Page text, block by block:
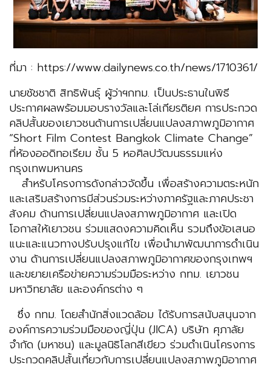
ที่มา : https://www.dailynews.co.th/news/1710361/
นายชัชชาติ สิทธิพันธุ์ ผู้ว่าฯกทม. เป็นประธานในพิธี
ประกาศผลพร้อมมอบรางวัลและโล่เกียรติยศ การประกวด
คลิปสั้นของเยาวชนด้านการเปลี่ยนแปลงสภาพภูมิอากาศ
“Short Film Contest Bangkok Climate Change”
ที่ห้องออดิทอเรียม ชั้น 5 หอศิลปวัฒนธรรมแห่ง
กรุงเทพมหานคร
สำหรับโครงการดังกล่าวจัดขึ้น เพื่อสร้างความตระหนัก
และเสริมสร้างการมีส่วนร่วมระหว่างภาครัฐและภาคประชา
สังคม ด้านการเปลี่ยนแปลงสภาพภูมิอากาศ และเปิด
โอกาสให้เยาวชน ร่วมแสดงความคิดเห็น รวมถึงข้อเสนอ
แนะและแนวทางปรับปรุงแก้ไข เพื่อนำมาพัฒนาการดำเนิน
งาน ด้านการเปลี่ยนแปลงสภาพภูมิอากาศของกรุงเทพฯ
และขยายเครือข่ายความร่วมมือระหว่าง กทม. เยาวชน
มหาวิทยาลัย และองค์กรต่าง ๆ
ซึ่ง กทม. โดยสำนักสิ่งแวดล้อม ได้รับการสนับสนุนจาก
องค์การความร่วมมือของญี่ปุ่น (JICA) บริษัท ศุภาลัย
จำกัด (มหาชน) และมูลนิธิโลกสีเขียว ร่วมดำเนินโครงการ
ประกวดคลิปสั้นเกี่ยวกับการเปลี่ยนแปลงสภาพภูมิอากาศ